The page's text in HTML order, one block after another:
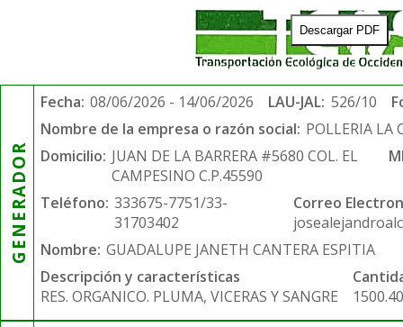
Descargar PDF
GENERADOR
Fecha: 08/06/2026 - 14/06/2026 LAU-JAL: 526/10
Nombre de la empresa o razón social: POLLERIA LA
Domicilio: JUAN DE LA BARRERA #5680 COL. EL
CAMPESINO C.P.45590
Teléfono: 333675-7751/33-
31703402
Correo
Nombre: GUADALUPE JANETH CANTERA ESPITIA
Descripción y características
RES. ORGANICO. PLUMA, VICERAS Y SANGRE
1500.40